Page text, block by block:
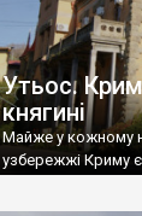
Утьос.
княгині
Майже у кожному
узбережжі Криму є